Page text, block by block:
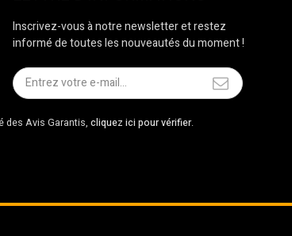
Inscrivez-vous à notre newsletter et restez
informé de toutes les nouveautés du moment !
des Avis Garantis, cliquez ici pour vérifier.